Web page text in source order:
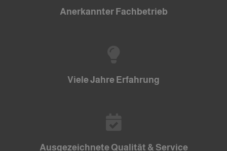
Anerkannter Fachbetrieb
Viele Jahre Erfahrung
Ausgezeichnete Qualität & Service